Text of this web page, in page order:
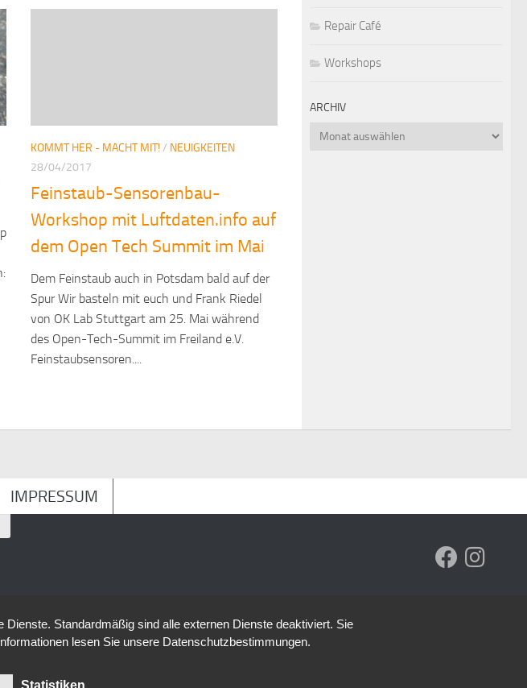
KOMMT HER - MACHT MIT!/ NEUIGKEITEN
28/04/2017
Feinstaub-Sensorenbau-
Workshop mit Luftdaten.info auf
dem Open Tech Summit im Mai
Dem Feinstaub auch in Potsdam bald auf der
Spur Wir basteln mit euch und Frank Riedel
von OK Lab Stuttgart am 25. Mai während
des Open-Tech-Summit im Freiland e.V.
Feinstaubsensoren....
Repair Café
Workshops
ARCHIV
Archiv
IMPRESSUM
Standardmäßig sind alle externen Dienste deaktiviert. Sie
lesen Sie unsere Datenschutzbestimmungen.